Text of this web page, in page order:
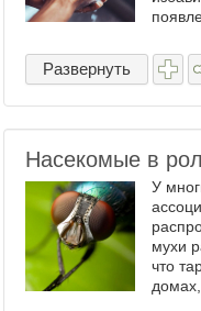
Развернуть
Насекомые в
У
мухи
что
что